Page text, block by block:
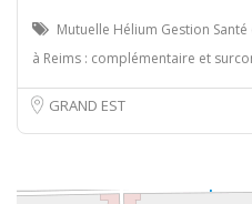
Mutuelle Hélium Gestion
à Reims : complémentaire et
GRAND EST